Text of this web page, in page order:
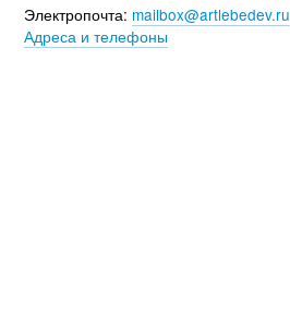
Электропочта: mailbox@artlebedev.ru
Адреса и телефоны